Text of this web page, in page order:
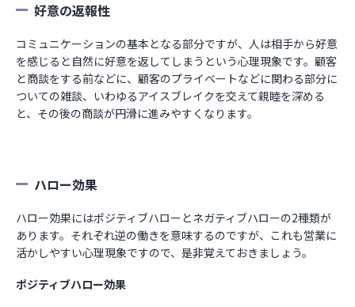
好意の返報性
コミュニケーションの基本となる部分ですが、人は相手から好意
を感じると自然に好意を返してしまうという心理現象です。顧客
と商談をする前などに、顧客のプライベートなどに関わる部分に
ついての雑談、いわゆるアイスブレイクを交えて親睦を深める
と、その後の商談が円滑に進みやすくなります。
ハロー効果
ハロー効果にはポジティブハローとネガティブハローの2種類が
あります。それぞれ逆の働きを意味するのですが、これも営業に
活かしやすい心理現象ですので、是非覚えておきましょう。
ポジティブハロー効果